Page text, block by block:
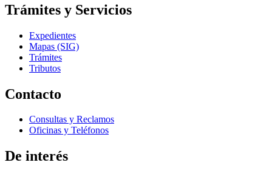
Trámites y Servicios
Expedientes
Mapas (SIG)
Trámites
Tributos
Contacto
Consultas y Reclamos
Oficinas y Teléfonos
De interés